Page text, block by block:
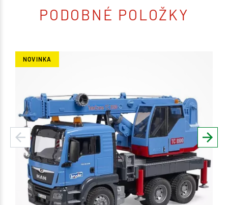
PODOBNÉ POLOŽKY
NOVINKA